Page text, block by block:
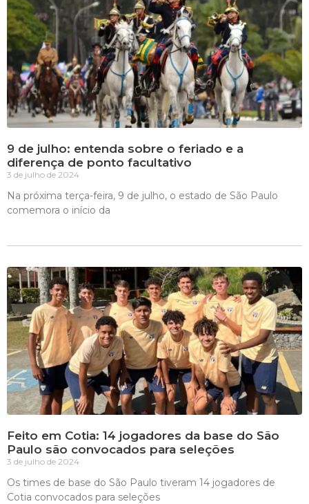
9 de julho: entenda sobre o feriado e a
diferença de ponto facultativo
3 de julho de 2024
Na próxima terça-feira, 9 de julho, o estado de São Paulo
comemora o início da
Feito em Cotia: 14 jogadores da base do São
Paulo são convocados para seleções
3 de julho de 2024
Os times de base do São Paulo tiveram 14 jogadores de
Cotia convocados para seleções